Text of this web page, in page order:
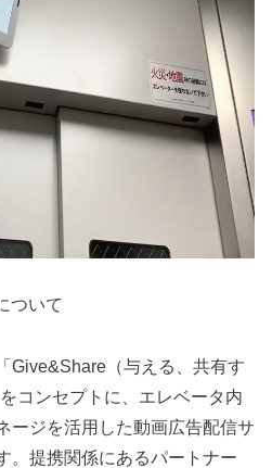
ついて
Give&Share（与える、共有す
コンセプトに、エレベータ内
ージを活用した動画広告配信サ
。提携関係にあるパートナー